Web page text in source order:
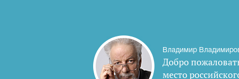
Владимир
Добро
место